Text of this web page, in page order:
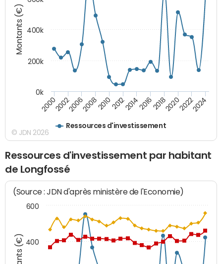
Montants (€)
Ressources d'investissement
200020022006200820102012201420162018202020222024
0k
200k
400k
© JDN 2026
Ressources d'investissement par habitant
de Longfossé
(Source : JDN d'après ministère de l'Economie)
400
600